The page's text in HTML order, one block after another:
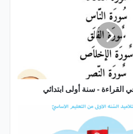
في
القراءة
-
سنة
أولى
ابتدائي
القراءة - سنة أولى ابتدائي
كتاب
التمارين
-